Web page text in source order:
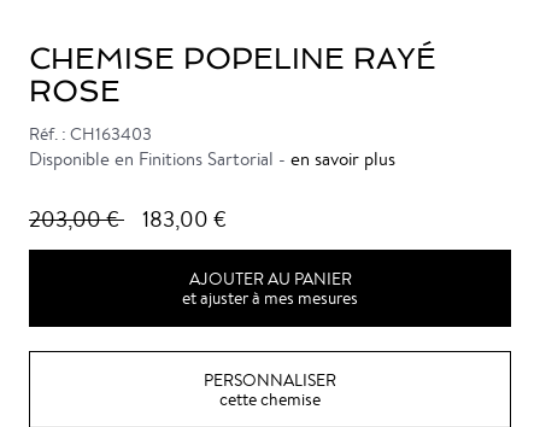
CHEMISE POPELINE RAYÉ
ROSE
Réf. : CH163403
Disponible en Finitions Sartorial - en savoir plus
203,00 € 183,00 €
AJOUTER AU PANIER
et ajuster à mes mesures
PERSONNALISER
cette chemise